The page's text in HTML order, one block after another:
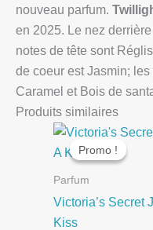
nouveau parfum.
en 2025. Le nez
notes de tête sont
de coeur est Jasmin;
Caramel et Bois de
Produits similaires
Promo !
Promo !
Parfum
Victoria’s Secret
Kiss
Le
initial